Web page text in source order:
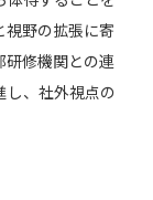
視野の拡張に寄
研修機関との連
し、社外視点の